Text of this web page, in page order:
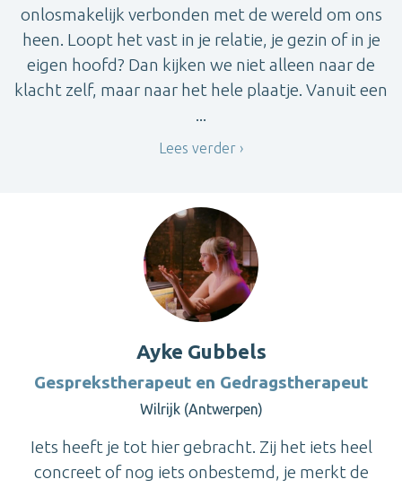
onlosmakelijk verbonden met de wereld om ons
heen. Loopt het vast in je relatie, je gezin of in je
eigen hoofd? Dan kijken we niet alleen naar de
klacht zelf, maar naar het hele plaatje. Vanuit een
...
Lees verder
Ayke Gubbels
Gesprekstherapeut en Gedragstherapeut
Wilrijk (Antwerpen)
Iets heeft je tot hier gebracht. Zij het iets heel
concreet of nog iets onbestemd, je merkt de